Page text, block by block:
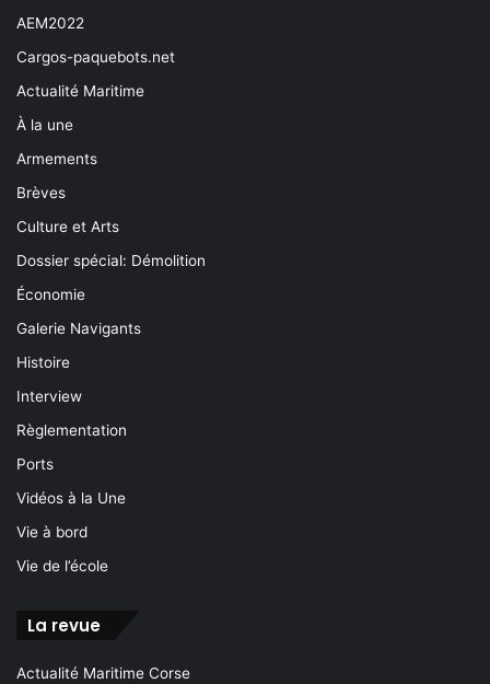
AEM2022
Cargos-paquebots.net
Actualité Maritime
À la une
Armements
Brèves
Culture et Arts
Dossier spécial: Démolition
Économie
Galerie Navigants
Histoire
Interview
Règlementation
Ports
Vidéos à la Une
Vie à bord
Vie de l’école
La revue
Actualité Maritime Corse